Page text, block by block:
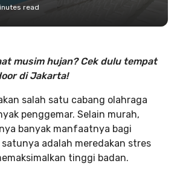
read
musim hujan? Cek dulu tempat
di Jakarta!
salah satu cabang olahraga
penggemar. Selain murah,
banyak manfaatnya bagi
adalah meredakan stres
tinggi badan.